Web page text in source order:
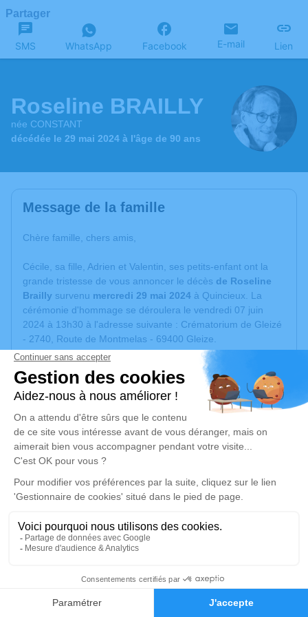
Faire-part Hommages
Partager
SMS WhatsApp Facebook E-mail Lien
Roseline BRAILLY
née CONSTANT
décédée le 29 mai 2024 à l'âge de 90 ans
Message de la famille
Chère famille, chers amis,
Cécile, sa fille, Adrien et Valentin, ses petits-enfant ont la
grande tristesse de vous annoncer le décès de Roseline
Brailly survenu mercredi 29 mai 2024 à Quincieux. La
cérémonie d'hommage se déroulera le vendredi 07 juin
2024 à 13h30 à l'adresse suivante : Crématorium de Gleizé
- 2740, Route de Montmelas - 69400 Gleize.
Cet espace privé est destiné à recueillir vos condoléances
ou le souvenir d’un moment passé.
Un service de plantation d’arbre hommage estdisponible
vendredi 07 juin 2024 à 13h30
Crématorium de Gleize
2740, Route de Montmelas